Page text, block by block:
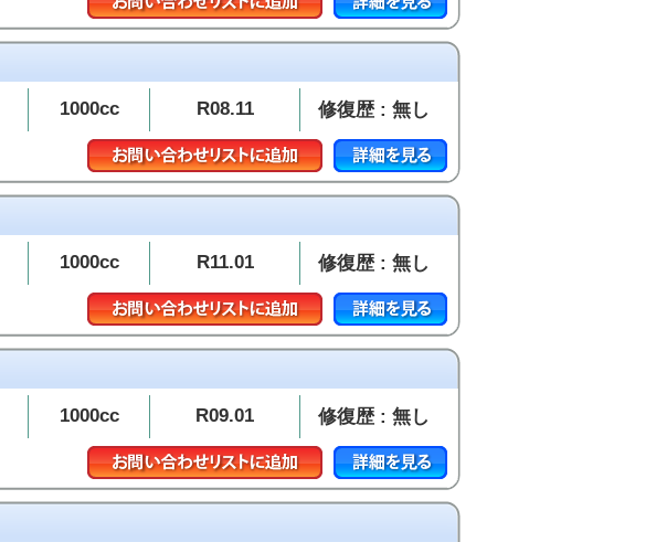
1000cc R08.11 修復歴 : 無し
1000cc R11.01 修復歴 : 無し
1000cc R09.01 修復歴 : 無し